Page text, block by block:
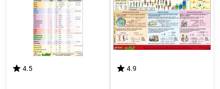
4.5 4.9